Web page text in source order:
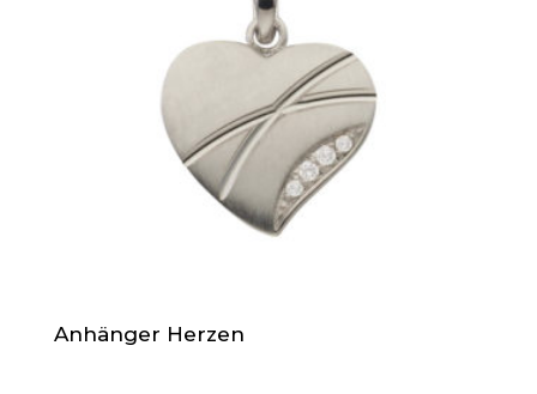
Anhänger Herzen